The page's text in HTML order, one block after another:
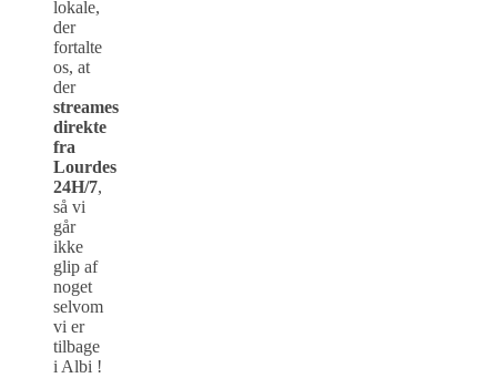
lokale,
der
fortalte
os, at
der
streames
direkte
fra
Lourdes
24H/7,
så vi
går
ikke
glip af
noget
selvom
vi er
tilbage
i Albi !